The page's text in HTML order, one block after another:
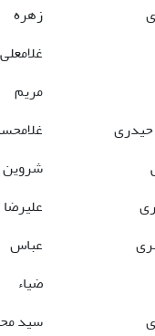
زهره
غلامعلی
مریم
شروین
علیرضا
عباس
ضیاء
سید